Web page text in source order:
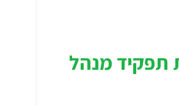
תפקיד מנהל